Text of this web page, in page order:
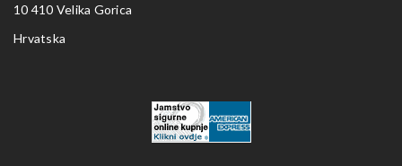
10 410 Velika Gorica
Hrvatska